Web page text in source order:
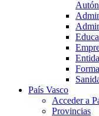
País Vasco
Acceder a
Provincias